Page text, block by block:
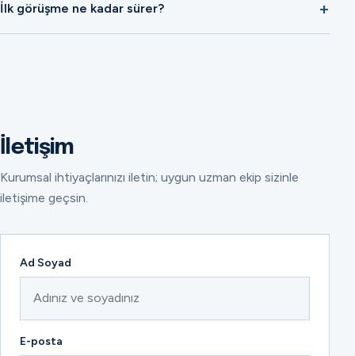
İlk görüşme ne kadar sürer?
İletişim
Kurumsal ihtiyaçlarınızı iletin; uygun uzman ekip sizinle
iletişime geçsin.
Ad Soyad
E-posta